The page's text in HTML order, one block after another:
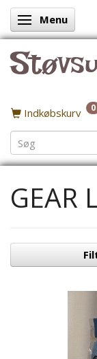
SkifteMenu
Indkøbskurv 0
GEAR